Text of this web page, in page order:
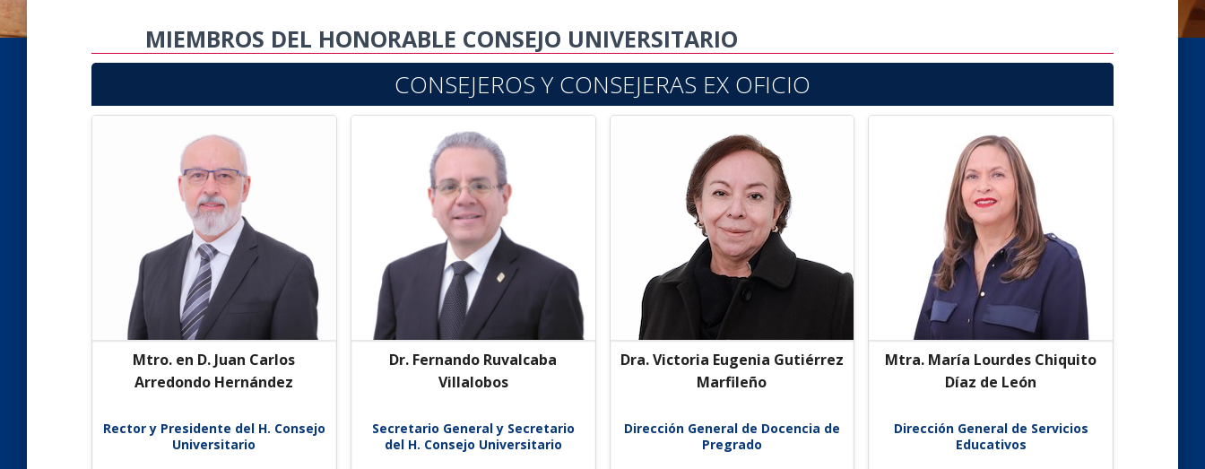
MIEMBROS DEL HONORABLE CONSEJO UNIVERSITARIO
CONSEJEROS Y CONSEJERAS EX OFICIO
Mtro. en D. Juan Carlos
Arredondo Hernández
Rector y Presidente del H. Consejo
Universitario
Dr. Fernando Ruvalcaba
Villalobos
Secretario General y Secretario
del H. Consejo Universitario
Dra. Victoria Eugenia Gutiérrez
Marfileño
Dirección General de Docencia de
Pregrado
Mtra. María Lourdes Chiquito
Díaz de León
Dirección General de Servicios
Educativos